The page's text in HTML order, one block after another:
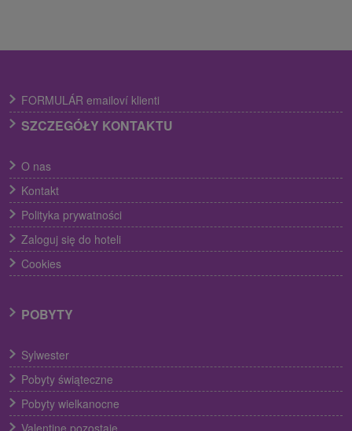
FORMULÁR emailoví klienti
SZCZEGÓŁY KONTAKTU
O nas
Kontakt
Polityka prywatności
Zaloguj się do hoteli
Cookies
POBYTY
Sylwester
Pobyty świąteczne
Pobyty wielkanocne